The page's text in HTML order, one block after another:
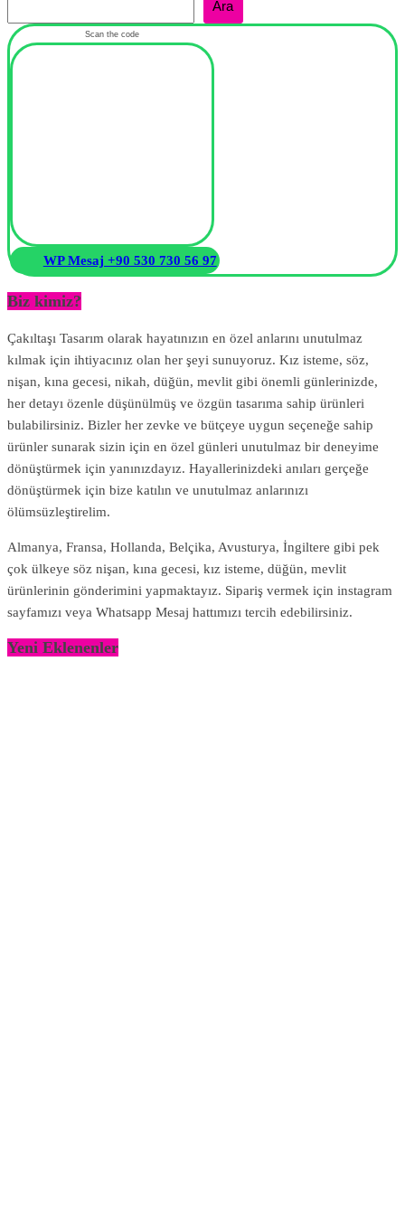
Ara
Scan the code
WP Mesaj +90 530 730 56 97
Biz kimiz?
Çakıltaşı Tasarım olarak hayatınızın en özel anlarını unutulmaz
kılmak için ihtiyacınız olan her şeyi sunuyoruz. Kız isteme, söz,
nişan, kına gecesi, nikah, düğün, mevlit gibi önemli günlerinizde,
her detayı özenle düşünülmüş ve özgün tasarıma sahip ürünleri
bulabilirsiniz. Bizler her zevke ve bütçeye uygun seçeneğe sahip
ürünler sunarak sizin için en özel günleri unutulmaz bir deneyime
dönüştürmek için yanınızdayız. Hayallerinizdeki anıları gerçeğe
dönüştürmek için bize katılın ve unutulmaz anlarınızı
ölümsüzleştirelim.
Almanya, Fransa, Hollanda, Belçika, Avusturya, İngiltere gibi pek
çok ülkeye söz nişan, kına gecesi, kız isteme, düğün, mevlit
ürünlerinin gönderimini yapmaktayız. Sipariş vermek için instagram
sayfamızı veya Whatsapp Mesaj hattımızı tercih edebilirsiniz.
Yeni Eklenenler